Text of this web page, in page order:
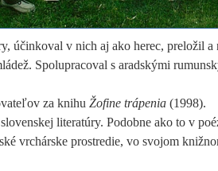
účinkoval v nich aj ako herec, preložil
Spolupracoval s aradskými
za knihu Žofine trápenia (1998).
literatúry. Podobne ako to v
vrchárske prostredie, vo svojom